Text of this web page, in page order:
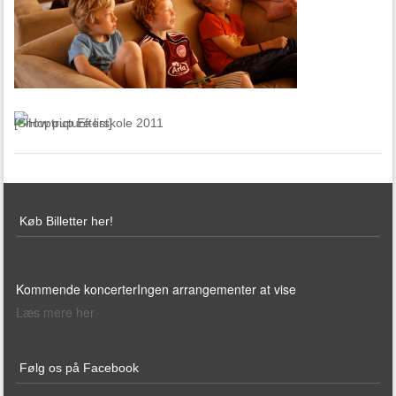
[Show picture list]
Køb Billetter her!
Kommende koncerterIngen arrangementer at vise
Læs mere her
Følg os på Facebook